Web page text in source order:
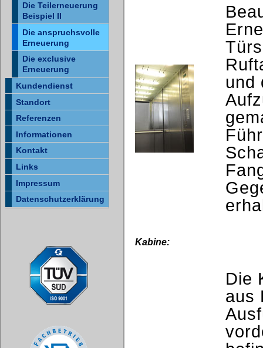
Die Teilerneuerung
Beispiel II
Die anspruchsvolle
Erneuerung
Die exclusive
Erneuerung
Kundendienst
Standort
Referenzen
Informationen
Kontakt
Links
Impressum
Datenschutzerklärung
und
Kabine:
Die
aus